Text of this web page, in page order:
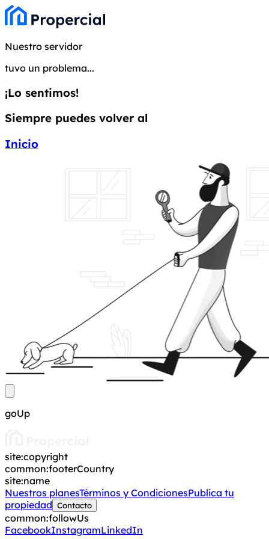
Nuestro servidor
tuvo un problema...
¡Lo sentimos!
Siempre puedes volver al
Inicio
goUp
site:copyright
common:footerCountry
site:name
Nuestros planesTérminos y CondicionesPublica tu
propiedad Contacto
common:followUs
FacebookInstagramLinkedIn